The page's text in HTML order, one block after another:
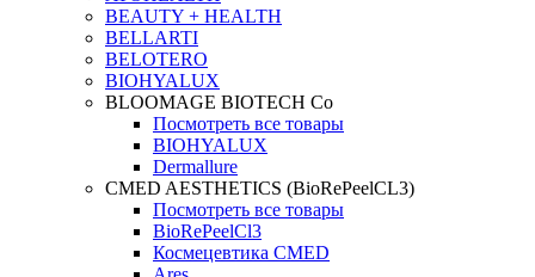
BEAUTY + HEALTH
BELLARTI
BELOTERO
BIOHYALUX
BLOOMAGE BIOTECH Co
Посмотреть все товары
BIOHYALUX
Dermallure
CMED AESTHETICS (BioRePeelCL3)
Посмотреть все товары
BioRePeelCl3
Космецевтика CMED